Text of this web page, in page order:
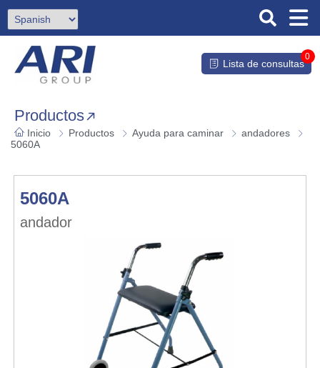
Lista de consultas
0
Productos
Inicio Productos Ayuda para caminar
andadores
5060A
5060A
andador